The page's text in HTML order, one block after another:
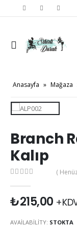
Anasayfa » Mağaza
Branch
Kalıp
(
₺215,00
AVAILABILITY: STOKTA